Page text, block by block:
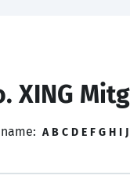
XING
A B C D E F G H I J